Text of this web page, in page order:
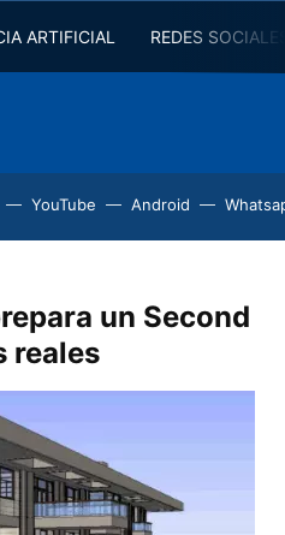
ARTIFICIAL REDES
YouTube Android
un Second
reales